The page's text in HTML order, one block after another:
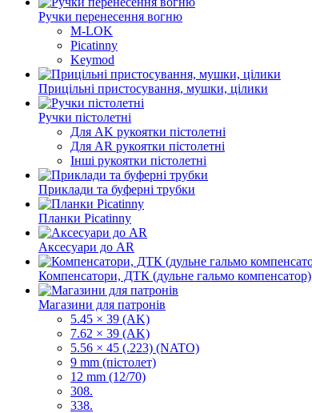
Ручки перенесення вогню
M-LOK
Picatinny
Keymod
Прицільні пристосування, мушки, цілики
Ручки пістолетні
Для AK рукоятки пістолетні
Для AR рукоятки пістолетні
Інші рукоятки пістолетні
Приклади та буферні трубки
Планки Picatinny
Аксесуари до AR
Компенсатори, ДТК (дульне гальмо компенсатор)
Магазини для патронів
5.45 × 39 (AK)
7.62 × 39 (AK)
5.56 × 45 (.223) (NATO)
9 mm (пістолет)
12 mm (12/70)
308.
338.